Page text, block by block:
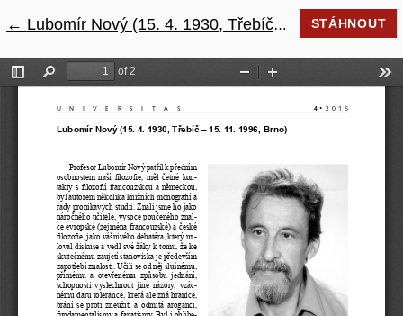
← Návrat na podrobnosti článku
Lubomír Nový (15. 4. 1930, Třebíč – 15. 11. 1996, Brno) STÁHNOUT